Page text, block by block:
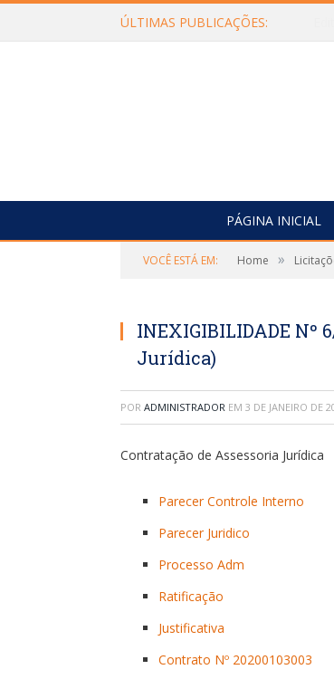
ÚLTIMAS PUBLICAÇÕES:
PÁGINA INICIAL
VOCÊ ESTÁ EM: Home »
INEXIGIBILIDADE Nº
Jurídica)
POR ADMINISTRADOR EM 3 DE JANEIRO DE
Contratação de Assessoria Jurídica
Parecer Controle Interno
Parecer Juridico
Processo Adm
Ratificação
Justificativa
Contrato Nº 20200103003